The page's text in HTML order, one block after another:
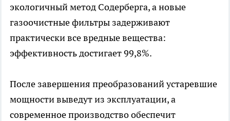
экологичный метод Содерберга, а новые
газоочистные фильтры задерживают
практически все вредные вещества:
эффективность достигает 99,8%.
После завершения преобразований устаревшие
мощности выведут из эксплуатации, а
современное производство обеспечит